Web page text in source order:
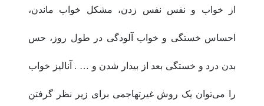
از خواب و نفس نفس زدن، مشکل خواب ماندن،
احساس خستگی و خواب آلودگی در طول روز، حس
بدن درد و خستگی بعد از بیدار شدن و … . آنالیز خواب
را می‌توان یک روش غیرتهاجمی برای زیر نظر گرفتن